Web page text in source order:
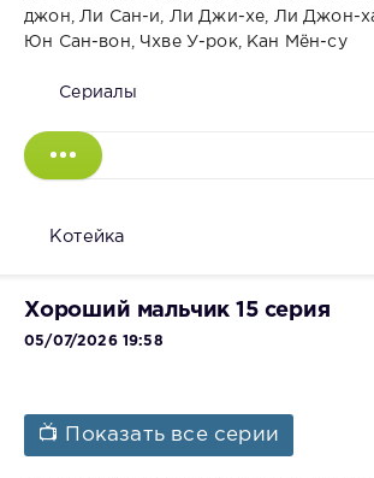
джон, Ли Сан-и, Ли Джи-хе, Ли Джон-
Юн Сан-вон, Чхве У-рок, Кан Мён-су
Сериалы
Котейка
Хороший мальчик 15 серия
05/07/2026 19:58
📺 Показать все серии